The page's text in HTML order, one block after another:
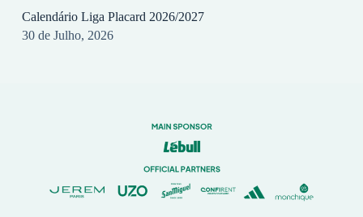
Calendário Liga Placard 2026/2027
30 de Julho, 2026